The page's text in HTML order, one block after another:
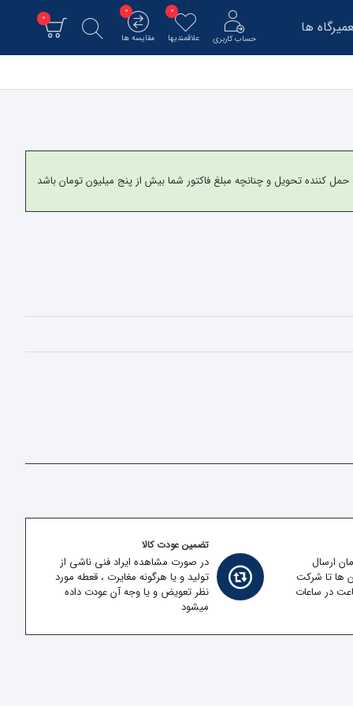
ها
حساب کاربری علاقمندیها
0
مقایسه ها
0
0
شهرستانها به شرکت حمل کننده تحویل و چنانچه مبلغ فاکتور شما بیش از پنج میلیون تومان باشد
ارسال
ها تا شرکت
در کمتر از 2 ساعت در ساعات
تضمین عودت کالا
در صورت مشاهده ایراد فنی ناشی از
تولید و یا هرگونه مغایرت ، قعطه مورد
نظر تعویض و یا وجه آن عودت داده
میشود